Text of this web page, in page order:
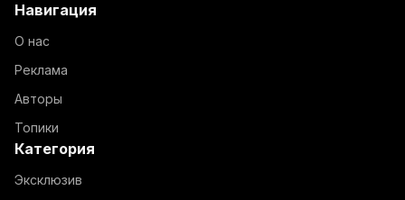
Навигация
О нас
Реклама
Авторы
Топики
Категория
Эксклюзив